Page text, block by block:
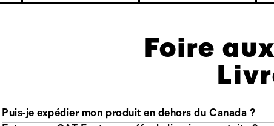
Foire
Puis-je expédier mon produit en dehors du Canada ?